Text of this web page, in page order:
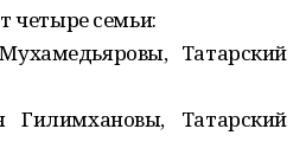
четыре семьи:
Татарский
Татарский